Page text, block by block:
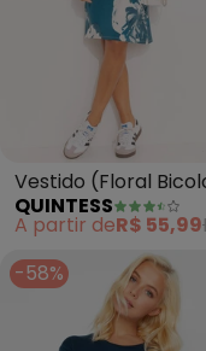
Vestido (Floral
em Malha de Viscose
QUINTESS
A partir deR$ 55,99
-58%